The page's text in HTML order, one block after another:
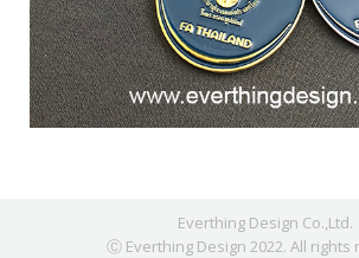
Everthing Design Co.,Ltd.
Ⓒ Everthing Design 2022. All rights